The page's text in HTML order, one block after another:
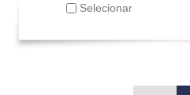
Selecionar